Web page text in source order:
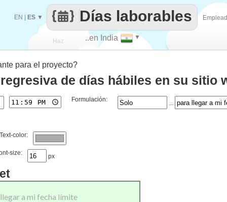
Haz
que
..en India ▼
Días laborables
EN ES ▼
para el proyecto?
de días hábiles en su sitio
Formulación:
Text-color:
size: px